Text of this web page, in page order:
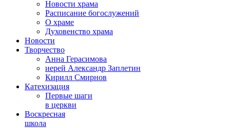
Новости храма
Расписание богослужений
О храме
Духовенство храма
Новости
Творчество
Анна Герасимова
иерей Александр Заплетин
Кирилл Смирнов
Катехизация
Первые шаги
в церкви
Воскресная
школа